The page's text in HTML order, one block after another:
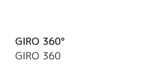
GIRO 360°
GIRO 360